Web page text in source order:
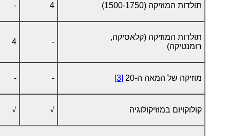
תולדות המוזיקה (1500-1750) 4
-
תולדות המוזיקה (קלאסיקה,
רומנטיקה)
-
4
מוזיקה של המאה ה-20 [3]
-
-
קולוקויום במוזיקולוגיה √
√